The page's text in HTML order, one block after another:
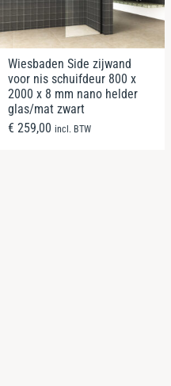
Wiesbaden Side zijwand
voor nis schuifdeur 800 x
2000 x 8 mm nano helder
glas/mat zwart
€ 259,00 incl. BTW